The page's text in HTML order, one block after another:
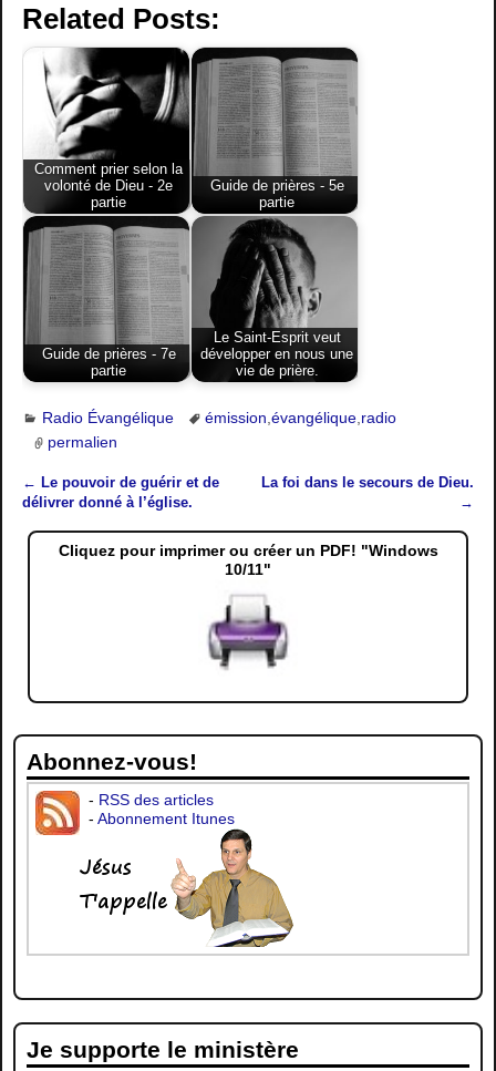
Related Posts:
Comment prier selon la
volonté de Dieu - 2e
partie
Guide de prières - 5e
partie
Guide de prières - 7e
partie
Le Saint-Esprit veut
développer en nous une
vie de prière.
Radio Évangélique émission évangélique, radio
permalien
Navigation des articles
← Le pouvoir de guérir et de
délivrer donné à l’église.
La foi dans le secours de Dieu.
→
Cliquez pour imprimer ou créer un PDF! "Windows
10/11"
Abonnez-vous!
- RSS des articles
-Abonnement Itunes
Je supporte le ministère